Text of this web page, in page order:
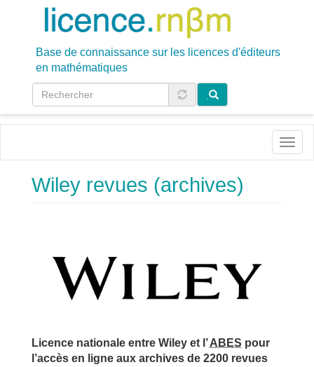
principalBase de connaissance sur les licences d'éditeurs
en mathématiques
Wiley revues (archives)
Licence nationale entre Wiley et l’ ABES pour
l’accès en ligne aux archives de 2200 revues